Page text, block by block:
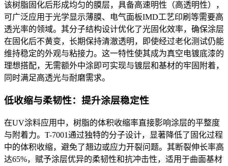
该树脂固化后形成均匀的膜层，具备高速明性（高透明性），
可广泛应用于光学显示薄膜、电气面板IMD工艺印刷等需要高
透光率的领域。其分子结构设计优化了光固化效率，确保涂层
在固化后不黄变，长期保持清澈透明，即使经过老化测试仍能
维持稳定的外观与粘接力。这一特性使其成为真空电镀底漆的
理想搭配，无需额外中涂即可实现与镀层和基材的牢固附着，
同时满足高透光与耐磨需求。
低收缩与柔韧性：提升涂层稳定性
在UV涂料应用中，树脂的体积收缩率直接影响涂层的平整度
与附着力。 T-7001通过独特的分子设计，显著降低了固化过程
中的体积收缩，避免了翘边或应力开裂问题。其断裂伸长率高
达65%，赋予涂层优异的柔韧性和抗冲击性，适用于曲面基材